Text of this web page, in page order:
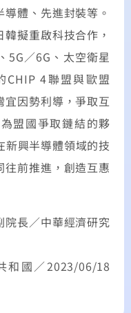
體、先進封裝等。
擬重啟科技合作，
5G／6G、太空衛星
CHIP 4聯盟與歐盟
宜因勢利導，爭取互
盟國爭取鏈結的夥
興半導體領域的技
前推進，創造互惠
院長／中華經濟研究
和國／2023/06/18